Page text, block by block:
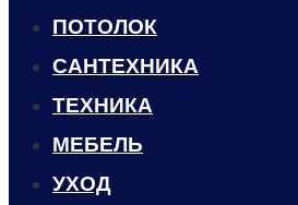
ПОТОЛОК
САНТЕХНИКА
ТЕХНИКА
МЕБЕЛЬ
УХОД